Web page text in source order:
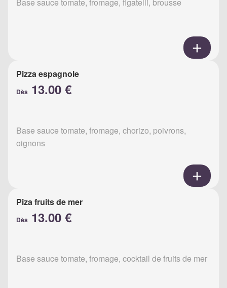
Pizza espagnole
Dès 13.00 €
Base sauce tomate, fromage, chorizo, poivrons,
oignons
Piza fruits de mer
Dès 13.00 €
Base sauce tomate, fromage, cocktail de fruits de mer